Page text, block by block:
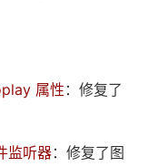
属性 ：修复了
监听器：修复了图